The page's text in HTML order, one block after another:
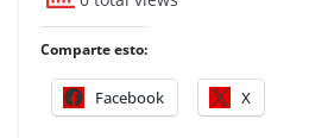
Comparte esto:
Facebook X